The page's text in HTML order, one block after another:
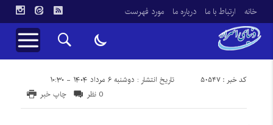
خانه ارتباط با ما درباره ما مورد فهرست
تاریخ انتشار : دوشنبه ۶ مرداد ۱۴۰۴ - ۱۰:۳۰ کد خبر : 50547
چاپ خبر 0 نظر